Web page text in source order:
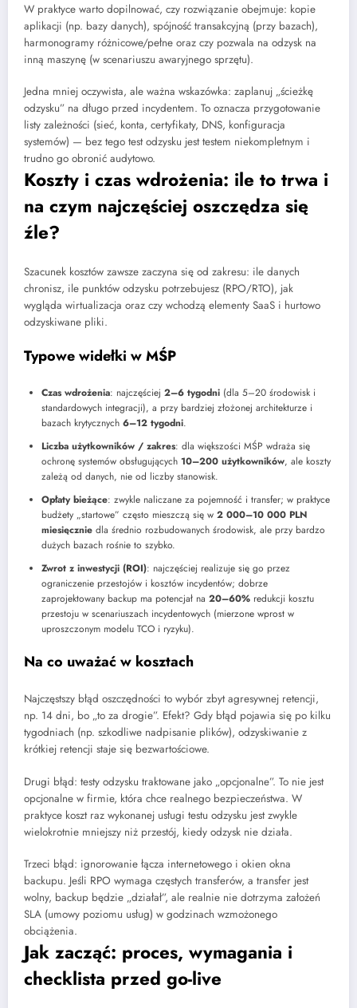
W praktyce warto dopilnować, czy rozwiązanie obejmuje: kopie
aplikacji (np. bazy danych), spójność transakcyjną (przy bazach),
harmonogramy różnicowe/pełne oraz czy pozwala na odzysk na
inną maszynę (w scenariuszu awaryjnego sprzętu).
Jedna mniej oczywista, ale ważna wskazówka: zaplanuj „ścieżkę
odzysku” na długo przed incydentem. To oznacza przygotowanie
listy zależności (sieć, konta, certyfikaty, DNS, konfiguracja
systemów) — bez tego test odzysku jest testem niekompletnym i
trudno go obronić audytowo.
Koszty i czas wdrożenia: ile to trwa i
na czym najczęściej oszczędza się
źle?
Szacunek kosztów zawsze zaczyna się od zakresu: ile danych
chronisz, ile punktów odzysku potrzebujesz (RPO/RTO), jak
wygląda wirtualizacja oraz czy wchodzą elementy SaaS i hurtowo
odzyskiwane pliki.
Typowe widełki w MŚP
Czas wdrożenia: najczęściej 2–6 tygodni (dla 5–20 środowisk i
standardowych integracji), a przy bardziej złożonej architekturze i
bazach krytycznych 6–12 tygodni.
Liczba użytkowników / zakres: dla większości MŚP wdraża się
ochronę systemów obsługujących 10–200 użytkowników, ale koszty
zależą od danych, nie od liczby stanowisk.
Opłaty bieżące: zwykle naliczane za pojemność i transfer; w praktyce
budżety „startowe” często mieszczą się w 2 000–10 000 PLN
miesięcznie dla średnio rozbudowanych środowisk, ale przy bardzo
dużych bazach rośnie to szybko.
Zwrot z inwestycji (ROI): najczęściej realizuje się go przez
ograniczenie przestojów i kosztów incydentów; dobrze
zaprojektowany backup ma potencjał na 20–60% redukcji kosztu
przestoju w scenariuszach incydentowych (mierzone wprost w
uproszczonym modelu TCO i ryzyku).
Na co uważać w kosztach
Najczęstszy błąd oszczędności to wybór zbyt agresywnej retencji,
np. 14 dni, bo „to za drogie”. Efekt? Gdy błąd pojawia się po kilku
tygodniach (np. szkodliwe nadpisanie plików), odzyskiwanie z
krótkiej retencji staje się bezwartościowe.
Drugi błąd: testy odzysku traktowane jako „opcjonalne”. To nie jest
opcjonalne w firmie, która chce realnego bezpieczeństwa. W
praktyce koszt raz wykonanej usługi testu odzysku jest zwykle
wielokrotnie mniejszy niż przestój, kiedy odzysk nie działa.
Trzeci błąd: ignorowanie łącza internetowego i okien okna
backupu. Jeśli RPO wymaga częstych transferów, a transfer jest
wolny, backup będzie „działał”, ale realnie nie dotrzyma założeń
SLA (umowy poziomu usług) w godzinach wzmożonego
obciążenia.
Jak zacząć: proces, wymagania i
checklista przed go-live